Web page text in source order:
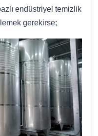
endüstriyel temizlik
gerekirse;